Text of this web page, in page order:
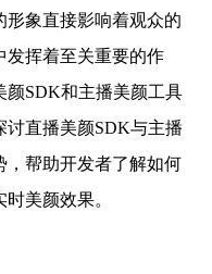
形象直接影响着观众的
发挥着至关重要的作
颜SDK和主播美颜工具
讨直播美颜SDK与主播
，帮助开发者了解如何
美颜效果。